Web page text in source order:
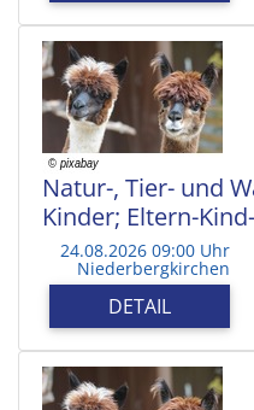
Natur-, Tier- und
Kinder; Eltern-
24.08.2026 09:00 Uhr
Niederbergkirchen
DETAIL